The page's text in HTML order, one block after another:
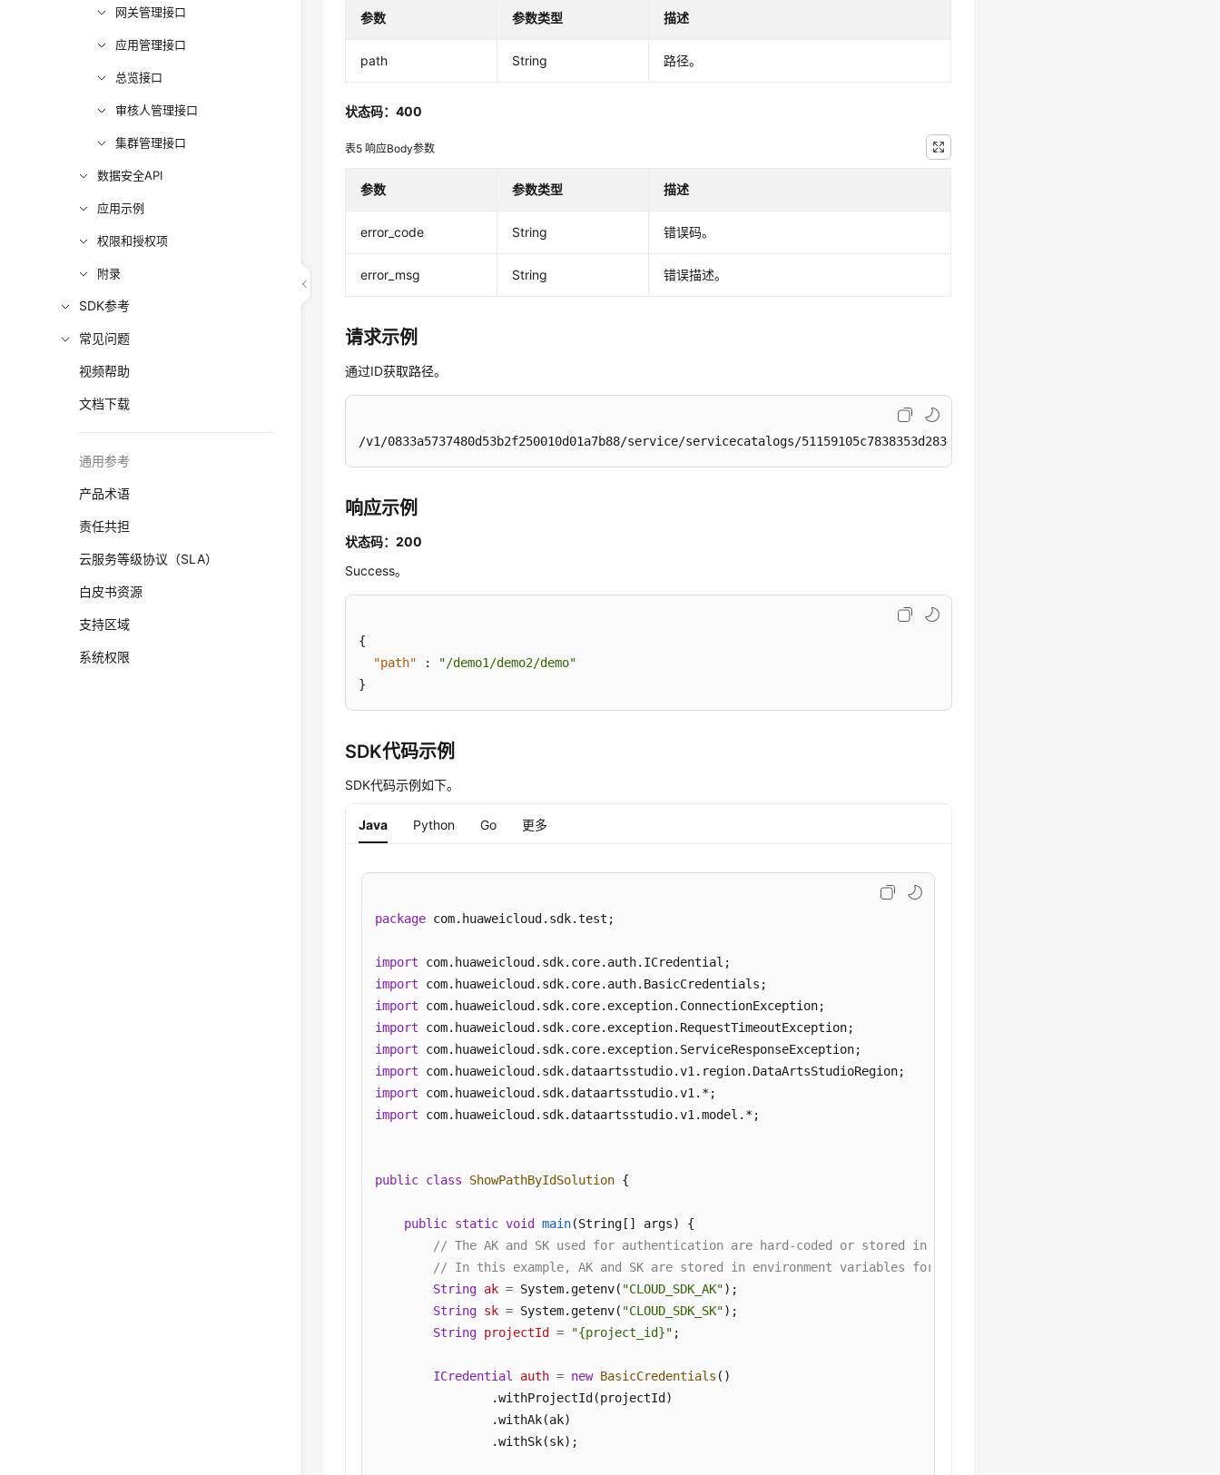
网关管理接口
应用管理接口
总览接口
审核人管理接口
集群管理接口
数据安全API
应用示例
权限和授权项
附录
SDK参考
常见问题
视频帮助
文档下载
通用参考
产品术语
责任共担
云服务等级协议（SLA）
白皮书资源
支持区域
系统权限
参数 参数类型 描述
path String 路径。
状态码：400
表5响应Body参数
参数 参数类型 描述
error_code String 错误码。
error_msg String 错误描述。
请求示例
通过ID获取路径。
/v1/0833a5737480d53b2f250010d01a7b88/service/servicecatalogs/51159105c7838353d2834181d978af50/paths
响应示例
状态码：200
Success。
{
"path"
:
"/demo1/demo2/demo"
}
SDK代码示例
SDK代码示例如下。
Java Python Go 更多
package com.huaweicloud.sdk.test;
import
import
import
import
import
import
import
import com.huaweicloud.sdk.dataartsstudio.v1.model.*;
public class ShowPathByIdSolution {
public static void main(String[] args)
{
// The AK and SK used for authentication are hard-coded or stored in plaintext, which has great security
// In this example, AK and SK are stored in environment variables for authentication. Before running this
String ak = System.getenv( "CLOUD_SDK_AK");
String sk = System.getenv( "CLOUD_SDK_SK");
String projectId = "{project_id}" ;
ICredential auth = new BasicCredentials ()
                .withProjectId(projectId)
                .withAk(ak)
                .withSk(sk);